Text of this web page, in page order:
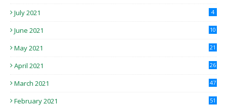
July 2021 4
June 2021 10
May 2021 21
April 2021 26
March 2021 47
February 2021 51